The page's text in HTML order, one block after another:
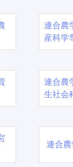
連合農
産科学
連合農
生社会
連合